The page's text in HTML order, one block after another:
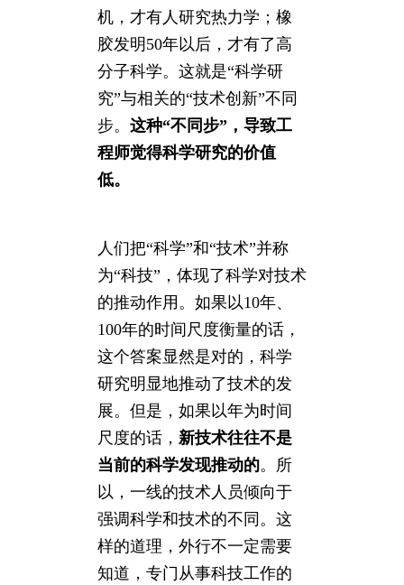
机，才有人研究热力学；橡
胶发明50年以后，才有了高
分子科学。这就是“科学研
究”与相关的“技术创新”不同
步。 这种“不同步”，导致工
程师觉得科学研究的价值
低。
人们把“科学”和“技术”并称
为“科技”，体现了科学对技术
的推动作用。如果以10年、
100年的时间尺度衡量的话，
这个答案显然是对的，科学
研究明显地推动了技术的发
展。但是，如果以年为时间
尺度的话， 新技术往往不是
当前的科学发现推动的。所
以，一线的技术人员倾向于
强调科学和技术的不同。这
样的道理，外行不一定需要
知道，专门从事科技工作的